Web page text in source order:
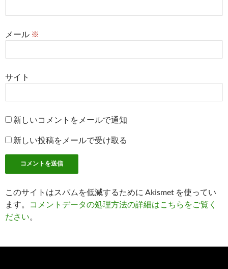
メール ※
サイト
新しいコメントをメールで通知
新しい投稿をメールで受け取る
このサイトはスパムを低減するために Akismet を使ってい
ます。
コメントデータの処理方法の詳細はこちらをご覧く
ださい。